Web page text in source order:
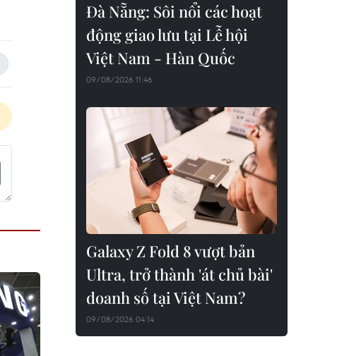
Đà Nẵng: Sôi nổi các hoạt
động giao lưu tại Lễ hội
Việt Nam - Hàn Quốc
09/08/2026 11:46
Galaxy Z Fold 8 vượt bản
Ultra, trở thành 'át chủ bài'
doanh số tại Việt Nam?
09/08/2026 04:14